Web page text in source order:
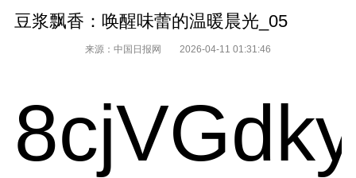
豆浆飘香：唤醒味蕾的温暖晨光_05
来源：中国日报网 2026-04-11 01:31:46